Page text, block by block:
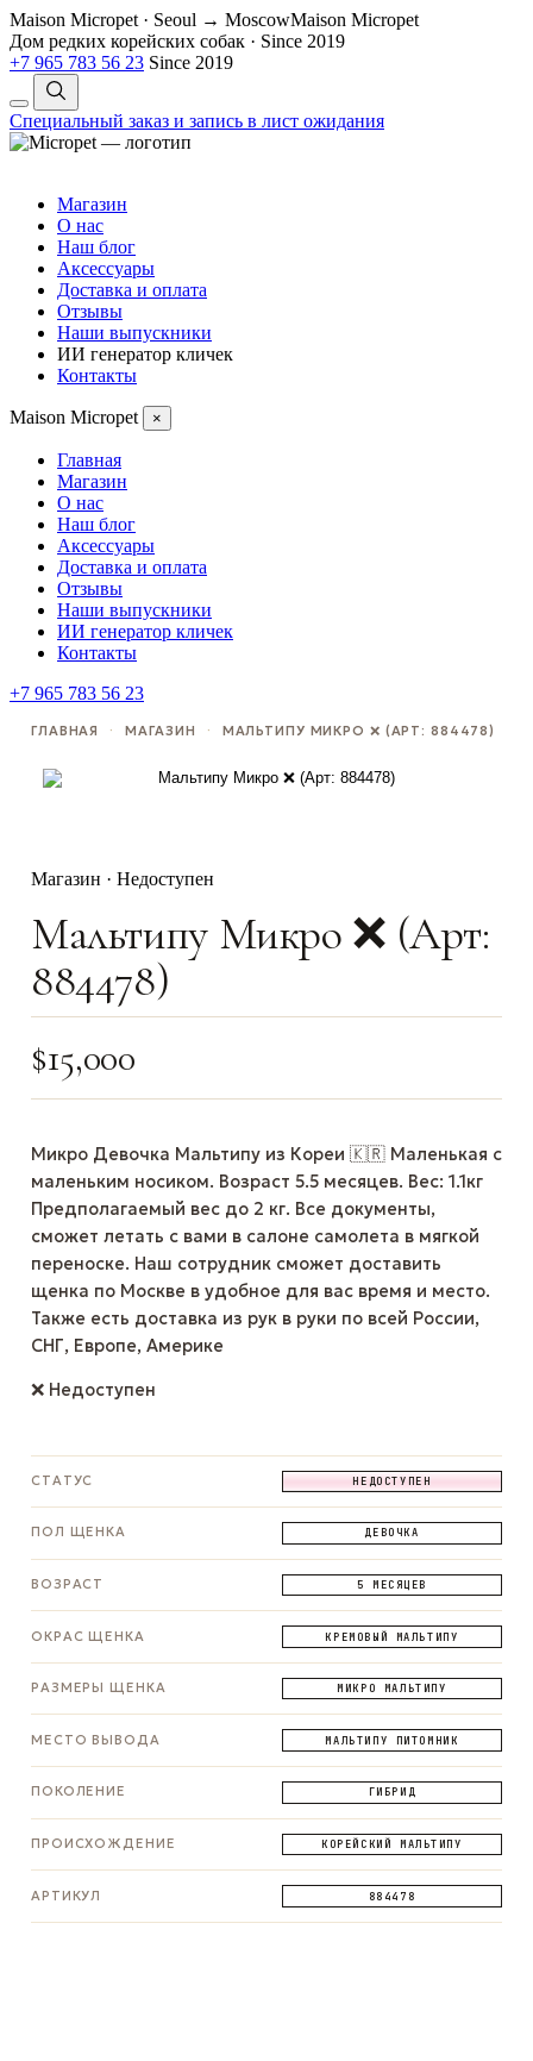
Maison Micropet · Seoul → MoscowMaison Micropet
Дом редких корейских собак · Since 2019
+7 965 783 56 23 Since 2019
Специальный заказ и запись в лист ожидания
Магазин
О нас
Наш блог
Аксессуары
Доставка и оплата
Отзывы
Наши выпускники
ИИ генератор кличек
Контакты
Maison Micropet ×
Главная
Магазин
О нас
Наш блог
Аксессуары
Доставка и оплата
Отзывы
Наши выпускники
ИИ генератор кличек
Контакты
+7 965 783 56 23
ГЛАВНАЯ · МАГАЗИН · МАЛЬТИПУ МИКРО ❌ (АРТ: 884478)
Магазин · Недоступен
Мальтипу Микро ❌ (Арт:
884478)
$15,000
Микро Девочка Мальтипу из Кореи 🇰🇷 Маленькая с
маленьким носиком. Возраст 5.5 месяцев. Вес: 1.1кг
Предполагаемый вес до 2 кг. Все документы,
сможет летать с вами в салоне самолета в мягкой
переноске. Наш сотрудник сможет доставить
щенка по Москве в удобное для вас время и место.
Также есть доставка из рук в руки по всей России,
СНГ, Европе, Америке
❌ Недоступен
СТАТУС НЕДОСТУПЕН
ПОЛ ЩЕНКА ДЕВОЧКА
ВОЗРАСТ 5 МЕСЯЦЕВ
ОКРАС ЩЕНКА КРЕМОВЫЙ МАЛЬТИПУ
РАЗМЕРЫ ЩЕНКА МИКРО МАЛЬТИПУ
МЕСТО ВЫВОДА МАЛЬТИПУ ПИТОМНИК
ПОКОЛЕНИЕ ГИБРИД
ПРОИСХОЖДЕНИЕ КОРЕЙСКИЙ МАЛЬТИПУ
АРТИКУЛ 884478